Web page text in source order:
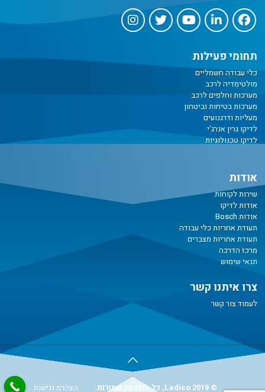
תחומי פעילות
כלי עבודה חשמליים
מולטימדיה לרכב
מערכות וחלפים לרכב
מערכות בטיחות וביטחון
מעליות ודרגנועים
לדיקו גרין אנרג'י
לדיקו טכנולוגיות
אודות
שירות לקוחות
אודות לדיקו
אודות Bosch
תעודת אחריות כלי עבודה
תעודת אחריות מצברים
מרכז הדרכה
תנאי שימוש
צרו איתנו קשר
לעמוד צור קשר
© Ledico 2019, כל הזכויות שמורות. הצהרת נגישות